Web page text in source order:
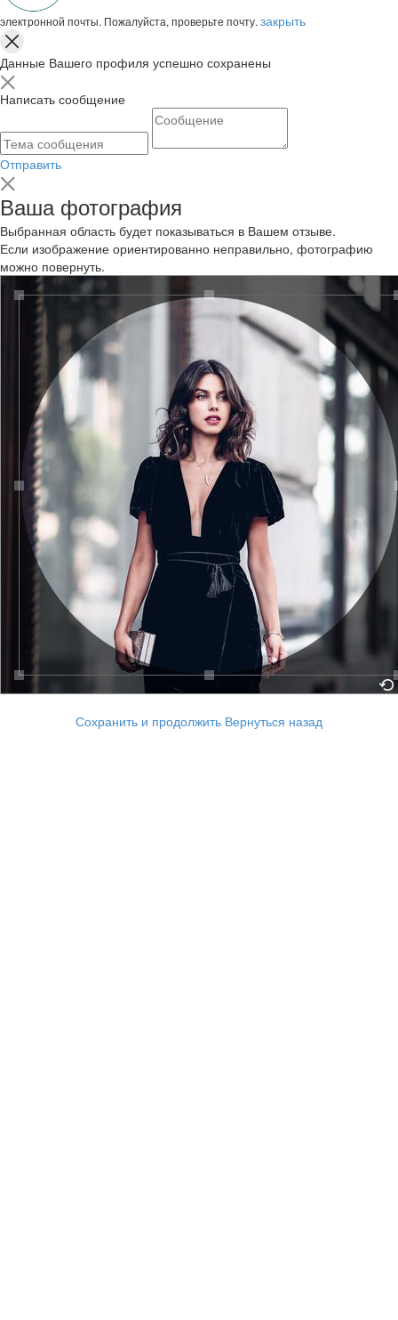
электронной почты. Пожалуйста, проверьте почту. закрыть
Данные Вашего профиля успешно сохранены
Написать сообщение
Отправить
Ваша фотография
Выбранная область будет показываться в Вашем отзыве.
Если изображение ориентированно неправильно, фотографию
можно повернуть.
Сохранить и продолжить Вернуться назад